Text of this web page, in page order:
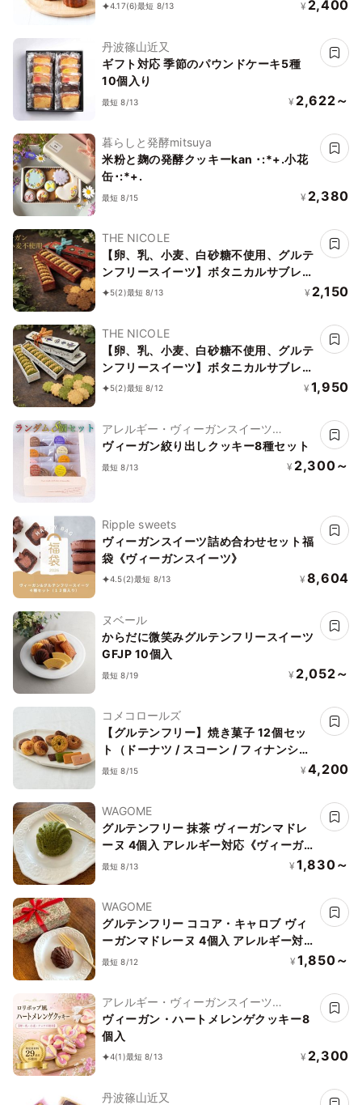
4.17(6)最短 8/13 ¥ 2,400
丹波篠山近又
ギフト対応 季節のパウンドケーキ5種
10個入り
最短 8/13 ¥ 2,622～
暮らしと発酵mitsuya
米粉と麹の発酵クッキーkan ･:*+.小花
缶･:*+.
最短 8/15 ¥ 2,380
THE NICOLE
【卵、乳、小麦、白砂糖不使用、グルテ
ンフリースイーツ】ボタニカルサブレ
カカオ、黒糖バニラサブレ缶 2種アソー
5(2)最短 8/13 ¥ 2,150
THE NICOLE
【卵、乳、小麦、白砂糖不使用、グルテ
ンフリースイーツ】ボタニカルサブレ
京抹茶、黒糖バニラサブレ缶 2種アソー
5(2)最短 8/12 ¥ 1,950
アレルギー・ヴィーガンスイーツ
L'AURA(ローラ)
ヴィーガン絞り出しクッキー8種セット
最短 8/13 ¥ 2,300～
Ripple sweets
ヴィーガンスイーツ詰め合わせセット福
袋《ヴィーガンスイーツ》
4.5(2)最短 8/13 ¥ 8,604
ヌベール
からだに微笑みグルテンフリースイーツ
GFJP 10個入
最短 8/19 ¥ 2,052～
コメコロールズ
【グルテンフリー】焼き菓子 12個セッ
ト（ドーナツ / スコーン / フィナンシ
ェ）
最短 8/15 ¥ 4,200
WAGOME
グルテンフリー 抹茶 ヴィーガンマドレ
ーヌ 4個入 アレルギー対応《ヴィーガ
ンスイーツ》《グルテンフリー》
最短 8/13 ¥ 1,830～
WAGOME
グルテンフリー ココア・キャロブ ヴィ
ーガンマドレーヌ 4個入 アレルギー対
応《ヴィーガンスイーツ》《グルテンフ
最短 8/12 ¥ 1,850～
アレルギー・ヴィーガンスイーツ
L'AURA(ローラ)
ヴィーガン・ハートメレンゲクッキー8
個入
4(1)最短 8/13 ¥ 2,300
丹波篠山近又